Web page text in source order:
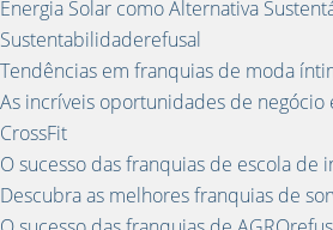
Energia Solar como Alternativa
Sustentabilidaderefusal
Tendências em franquias de moda
As incríveis oportunidades de negócio
CrossFit
O sucesso das franquias de escola de
Descubra as melhores franquias de